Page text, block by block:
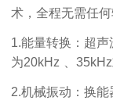
术，全程无需任何
1.能量转换： 超声
为20kHz 35kHz
2.机械振动： 换能